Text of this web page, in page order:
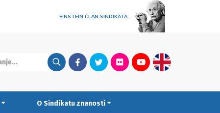
EINSTEIN ČLAN SINDIKATA
FacebookTwitterFlickrYoutubeEnglish
O Sindikatu znanosti